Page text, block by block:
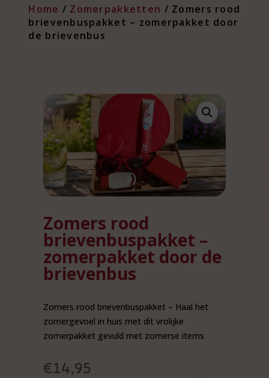
Home / Zomerpakketten / Zomers rood
brievenbuspakket – zomerpakket door
de brievenbus
Zomers rood
brievenbuspakket –
zomerpakket door de
brievenbus
Zomers rood brievenbuspakket – Haal het
zomergevoel in huis met dit vrolijke
zomerpakket gevuld met zomerse items
€14,95